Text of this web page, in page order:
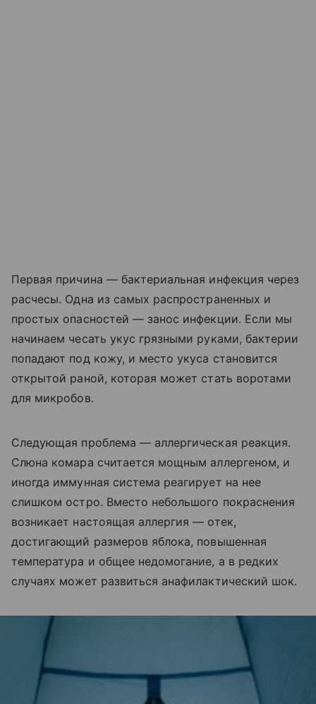
Первая причина — бактериальная инфекция через
расчесы. Одна из самых распространенных и
простых опасностей — занос инфекции. Если мы
начинаем чесать укус грязными руками, бактерии
попадают под кожу, и место укуса становится
открытой раной, которая может стать воротами
для микробов.
Следующая проблема — аллергическая реакция.
Слюна комара считается мощным аллергеном, и
иногда иммунная система реагирует на нее
слишком остро. Вместо небольшого покраснения
возникает настоящая аллергия — отек,
достигающий размеров яблока, повышенная
температура и общее недомогание, а в редких
случаях может развиться анафилактический шок.